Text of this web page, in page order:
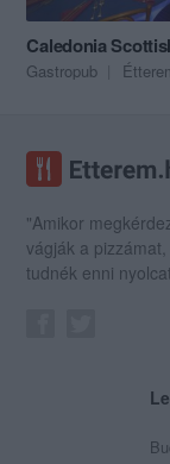
Caledonia
Gastropub
"Amikor
vágják a
tudnék enni